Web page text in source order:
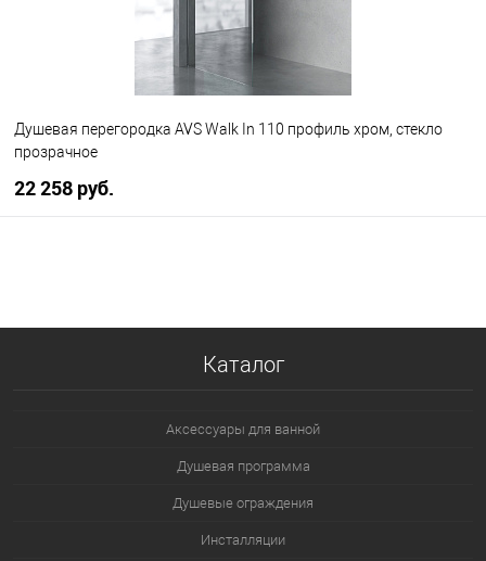
Душевая перегородка AVS Walk In 110 профиль хром, стекло
прозрачное
22 258 руб.
Каталог
Аксессуары для ванной
Душевая программа
Душевые ограждения
Инсталляции